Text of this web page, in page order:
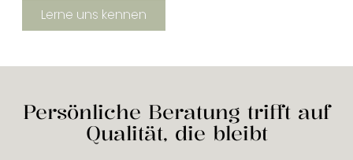
Lerne uns kennen
Persönliche Beratung trifft auf
Qualität, die bleibt